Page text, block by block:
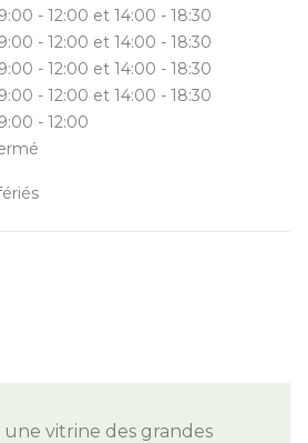
- 12:00 et 14:00 - 18:30
- 12:00 et 14:00 - 18:30
- 12:00 et 14:00 - 18:30
- 12:00 et 14:00 - 18:30
- 12:00
vitrine des grandes